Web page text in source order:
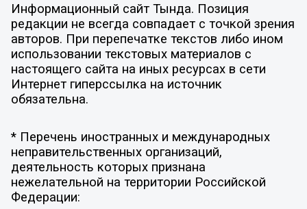
Информационный сайт Тында. Позиция
редакции не всегда совпадает с точкой зрения
авторов. При перепечатке текстов либо ином
использовании текстовых материалов с
настоящего сайта на иных ресурсах в сети
Интернет гиперссылка на источник
обязательна.
* Перечень иностранных и международных
неправительственных организаций,
деятельность которых признана
нежелательной на территории Российской
Федерации: